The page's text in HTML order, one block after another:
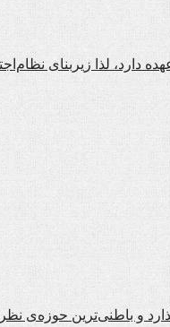
دارد، لذا زیربنای
و باطنی‌ترین حوزه‌ی